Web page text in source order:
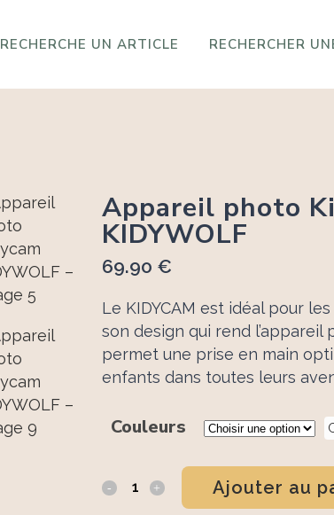
RECHERCHE UN ARTICLE RECHERCHER
Appareil photo
KIDYWOLF
69.90 €
Le KIDYCAM est idéal pour
son design qui rend
permet une prise en main
enfants dans toutes leurs
Couleurs
Ajouter au